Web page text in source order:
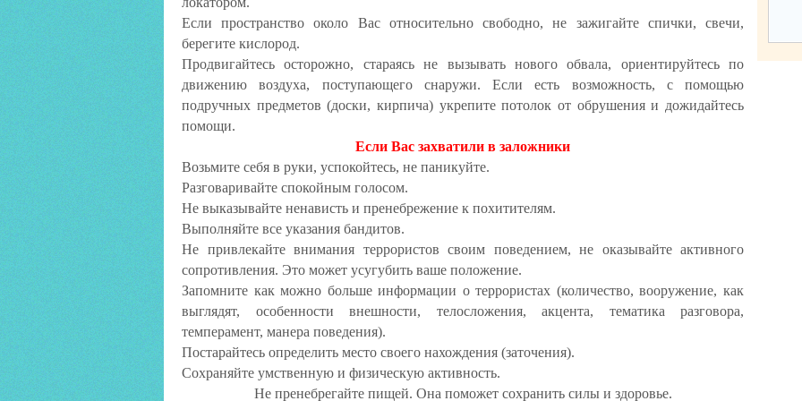
Если пространство около Вас относительно свободно, не зажигайте спички, свечи,
берегите кислород.
Продвигайтесь осторожно, стараясь не вызывать нового обвала, ориентируйтесь по
движению воздуха, поступающего снаружи. Если есть возможность, с помощью
подручных предметов (доски, кирпича) укрепите потолок от обрушения и дожидайтесь
помощи.
Если Вас захватили в заложники
Возьмите себя в руки, успокойтесь, не паникуйте.
Разговаривайте спокойным голосом.
Не выказывайте ненависть и пренебрежение к похитителям.
Выполняйте все указания бандитов.
Не привлекайте внимания террористов своим поведением, не оказывайте активного
сопротивления. Это может усугубить ваше положение.
Запомните как можно больше информации о террористах (количество, вооружение, как
выглядят, особенности внешности, телосложения, акцента, тематика разговора,
темперамент, манера поведения).
Постарайтесь определить место своего нахождения (заточения).
Сохраняйте умственную и физическую активность.
Не пренебрегайте пищей. Она поможет сохранить силы и здоровье.